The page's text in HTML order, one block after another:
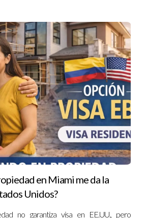
para ayudarte a identificar
en Wynwood. Si deseas
o aclarar dudas sobre este
no dudes en contactarme. Juntos
inmobiliario.
en Miami me da la
Unidos?
no garantiza visa en EE.UU., pero